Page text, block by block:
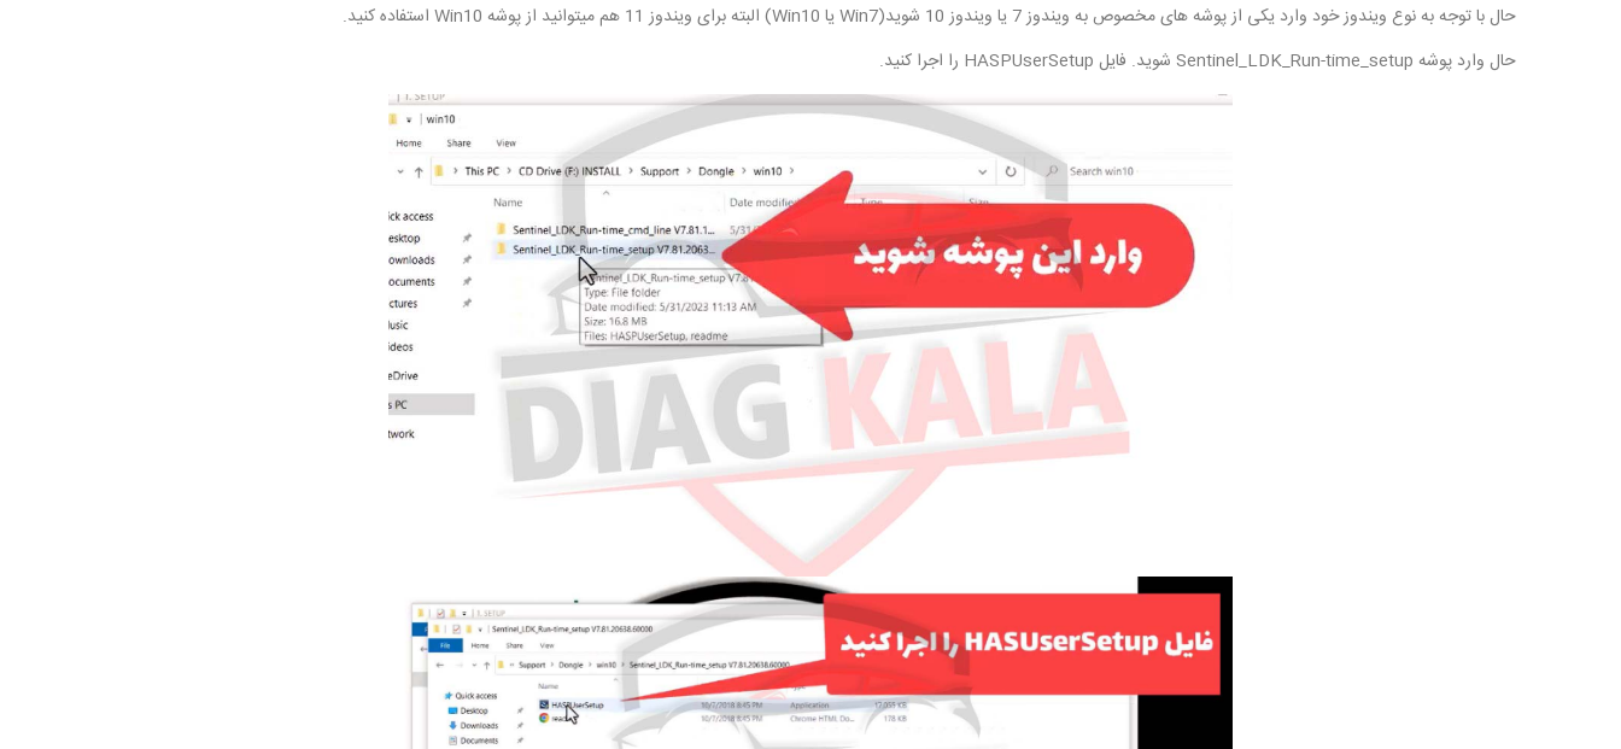
حال با توجه به نوع ویندوز خود وارد یکی از پوشه های مخصوص به ویندوز 7 یا ویندوز 10 شوید(Win7 یا Win10) البته برای ویندوز 11 هم میتوانید از پوشه Win10 استفاده کنید.
حال وارد پوشه Sentinel_LDK_Run-time_setup شوید. فایل HASPUserSetup را اجرا کنید.